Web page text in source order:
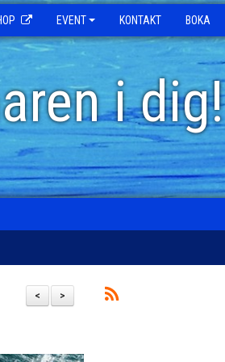
EVENT KONTAKT BOKA
i dig!
>
<